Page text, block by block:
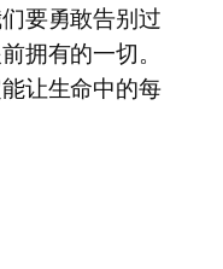
要勇敢告别过
拥有的一切。
让生命中的每